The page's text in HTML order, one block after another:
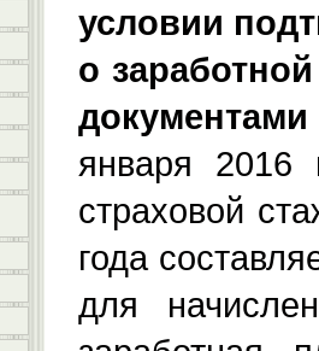
условии
о
документами
января 2016
страховой
года
для